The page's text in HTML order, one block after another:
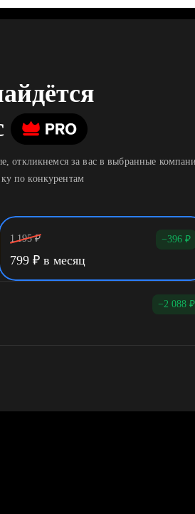
откликнемся за вас в выбранные
по конкурентам
1 195 ₽ −396 ₽
799 ₽ в месяц
−2 088 ₽